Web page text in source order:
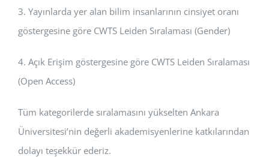
3. Yayınlarda yer alan bilim insanlarının cinsiyet oranı
göstergesine göre CWTS Leiden Sıralaması (Gender)
4. Açık Erişim göstergesine göre CWTS Leiden Sıralaması
(Open Access)
Tüm kategorilerde sıralamasını yükselten Ankara
Üniversitesi’nin değerli akademisyenlerine katkılarından
dolayı teşekkür ederiz.